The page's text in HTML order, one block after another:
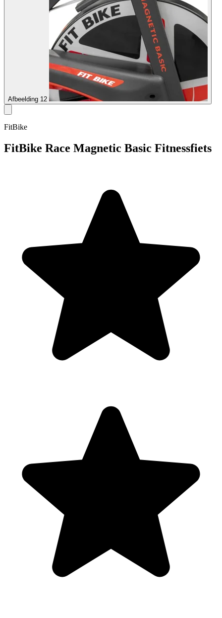
Afbeelding 12
FitBike
FitBike Race Magnetic Basic Fitnessfiets